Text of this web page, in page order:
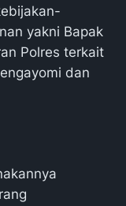
yakni Bapak
Polres terkait
dan